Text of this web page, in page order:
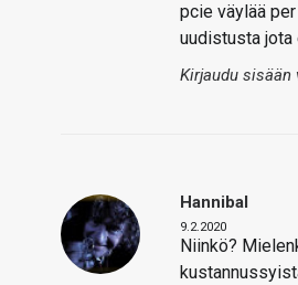
pcie väylää
uudistusta jota
Kirjaudu
Hannibal
9.2.2020
Niinkö?